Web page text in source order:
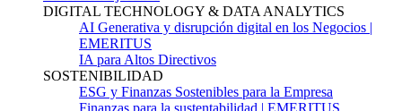
DIGITAL TECHNOLOGY & DATA ANALYTICS
AI Generativa y disrupción digital en los Negocios |
EMERITUS
IA para Altos Directivos
SOSTENIBILIDAD
ESG y Finanzas Sostenibles para la Empresa
Finanzas para la sustentabilidad | EMERITUS